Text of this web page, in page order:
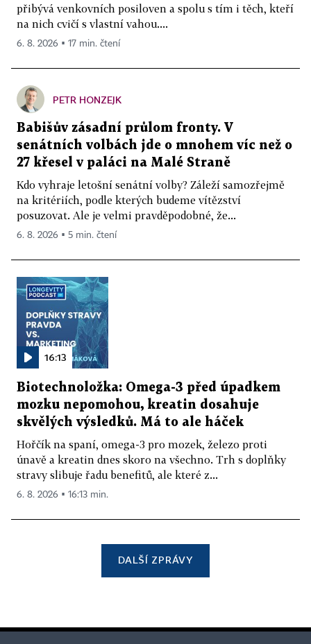
přibývá venkovních posiloven a spolu s tím i těch, kteří
na nich cvičí s vlastní vahou....
6. 8. 2026 ▪ 17 min. čtení
PETR HONZEJK
Babišův zásadní průlom fronty. V
senátních volbách jde o mnohem víc než o
27 křesel v paláci na Malé Straně
Kdo vyhraje letošní senátní volby? Záleží samozřejmě
na kritériích, podle kterých budeme vítězství
posuzovat. Ale je velmi pravděpodobné, že...
6. 8. 2026 ▪ 5 min. čtení
16:13
Biotechnoložka: Omega-3 před úpadkem
mozku nepomohou, kreatin dosahuje
skvělých výsledků. Má to ale háček
Hořčík na spaní, omega-3 pro mozek, železo proti
únavě a kreatin dnes skoro na všechno. Trh s doplňky
stravy slibuje řadu benefitů, ale které z...
6. 8. 2026 ▪ 16:13 min.
DALŠÍ ZPRÁVY